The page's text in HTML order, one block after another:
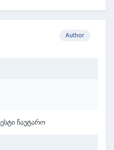
Author
ჩაუტარო